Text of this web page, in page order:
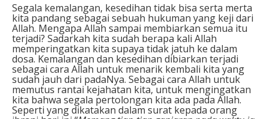
Segala kemalangan, kesedihan tidak bisa serta merta
kita pandang sebagai sebuah hukuman yang keji dari
Allah. Mengapa Allah sampai membiarkan semua itu
terjadi? Sadarkah kita sudah berapa kali Allah
memperingatkan kita supaya tidak jatuh ke dalam
dosa. Kemalangan dan kesedihan dibiarkan terjadi
sebagai cara Allah untuk menarik kembali kita yang
sudah jauh dari padaNya. Sebagai cara Allah untuk
memutus rantai kejahatan kita, untuk mengingatkan
kita bahwa segala pertolongan kita ada pada Allah.
Seperti yang dikatakan dalam surat kepada orang